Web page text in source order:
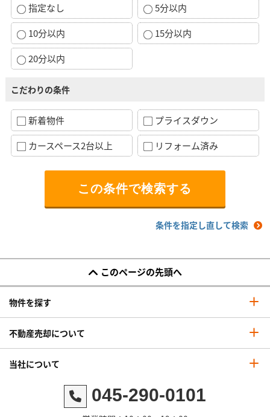
指定なし
5分以内
10分以内
15分以内
20分以内
こだわりの条件
新着物件
プライスダウン
カースペース2台以上
リフォーム済み
条件を指定し直して検索
このページの先頭へ
物件を探す
不動産売却について
当社について
045-290-0101